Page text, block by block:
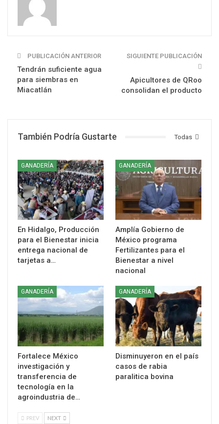
PUBLICACIÓN ANTERIOR
Tendrán suficiente agua
para siembras en
Miacatlán
SIGUIENTE PUBLICACIÓN
Apicultores de QRoo
consolidan el producto
Todas
También Podría Gustarte
GANADERÍA
En Hidalgo, Producción
para el Bienestar inicia
entrega nacional de
tarjetas a…
GANADERÍA
Amplía Gobierno de
México programa
Fertilizantes para el
Bienestar a nivel
nacional
GANADERÍA
Fortalece México
investigación y
transferencia de
tecnología en la
agroindustria de…
GANADERÍA
Disminuyeron en el país
casos de rabia
paralitica bovina
PREV NEXT